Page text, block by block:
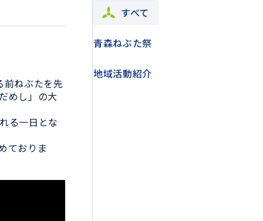
すべて
青森ねぶた祭
地域活動紹介
前ねぶたを先
めし」の大
る一日とな
ておりま